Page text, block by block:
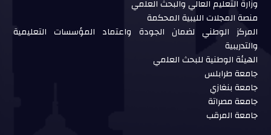
وزارة التعليم العالي والبحث العلمي
منصة المجلات الليبية المحكمة
المركز الوطني لضمان الجودة واعتماد المؤسسات التعليمية
والتدريبية
الهيئة الوطنية للبحث العلمي
جامعة طرابلس
جامعة بنغازي
جامعة مصراتة
جامعة المرقب